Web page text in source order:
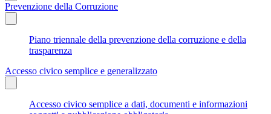
Prevenzione della Corruzione
Piano triennale della prevenzione della corruzione e della
trasparenza
Accesso civico semplice e generalizzato
Accesso civico semplice a dati, documenti e informazioni